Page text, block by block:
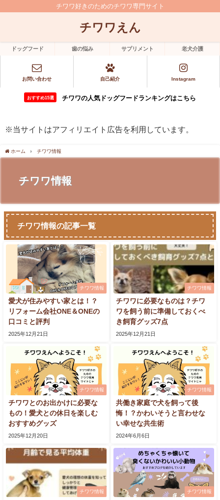
チワワ好きのためのチワワ専門サイト
チワワえん
ドッグフード 歯の悩み サプリメント 老犬介護
お問い合わせ 自己紹介 Instagram
おすすめ15選 チワワの人気ドッグフードランキングはこちら
※当サイトはアフィリエイト広告を利用しています。
ホーム チワワ情報
チワワ情報
チワワ情報の記事一覧
チワワ情報
愛犬が住みやすい家とは！？
リフォーム会社ONE＆ONEの
口コミと評判
2025年12月21日
チワワ情報
チワワに必要なものは？チワ
ワを飼う前に準備しておくべ
き飼育グッズ7点
2025年12月21日
チワワ情報
チワワとのお出かけに必要な
もの！愛犬との休日を楽しむ
おすすめグッズ
2025年12月20日
チワワ情報
共働き家庭で犬を飼って後
悔！？かわいそうと言わせな
い幸せな共生術
2024年6月6日
チワワ情報 チワワ情報